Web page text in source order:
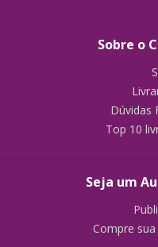
Sobre o
Dúvidas
Top 10
Seja um
Compre